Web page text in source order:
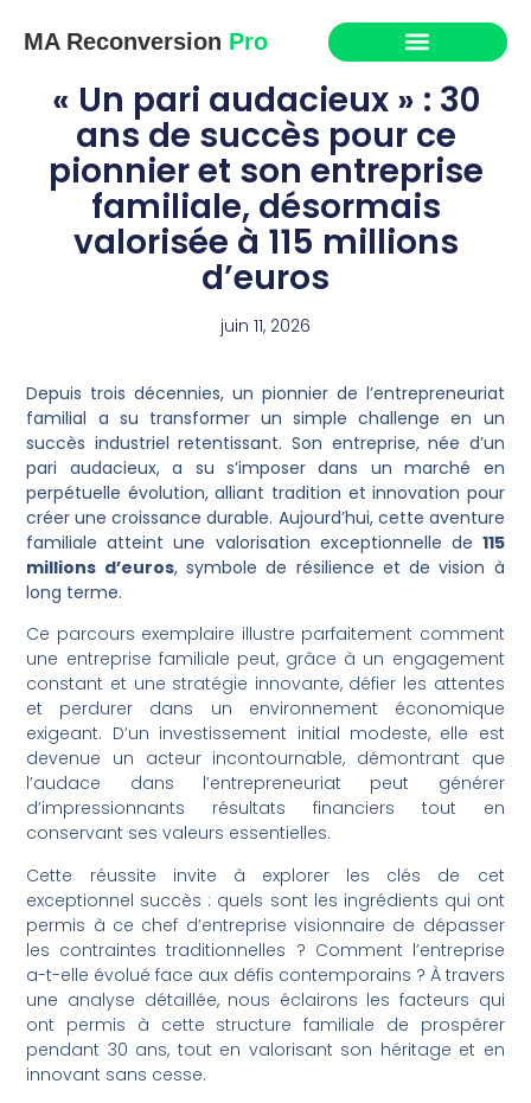
MA Reconversion Pro
« Un pari audacieux » : 30
ans de succès pour ce
pionnier et son entreprise
familiale, désormais
valorisée à 115 millions
d’euros
juin 11, 2026
Depuis trois décennies, un pionnier de l’entrepreneuriat
familial a su transformer un simple challenge en un
succès industriel retentissant. Son entreprise, née d’un
pari audacieux, a su s’imposer dans un marché en
perpétuelle évolution, alliant tradition et innovation pour
créer une croissance durable. Aujourd’hui, cette aventure
familiale atteint une valorisation exceptionnelle de 115
millions d’euros, symbole de résilience et de vision à
long terme.
Ce parcours exemplaire illustre parfaitement comment
une entreprise familiale peut, grâce à un engagement
constant et une stratégie innovante, défier les attentes
et perdurer dans un environnement économique
exigeant. D’un investissement initial modeste, elle est
devenue un acteur incontournable, démontrant que
l’audace dans l’entrepreneuriat peut générer
d’impressionnants résultats financiers tout en
conservant ses valeurs essentielles.
Cette réussite invite à explorer les clés de cet
exceptionnel succès : quels sont les ingrédients qui ont
permis à ce chef d’entreprise visionnaire de dépasser
les contraintes traditionnelles ? Comment l’entreprise
a-t-elle évolué face aux défis contemporains ? À travers
une analyse détaillée, nous éclairons les facteurs qui
ont permis à cette structure familiale de prospérer
pendant 30 ans, tout en valorisant son héritage et en
innovant sans cesse.